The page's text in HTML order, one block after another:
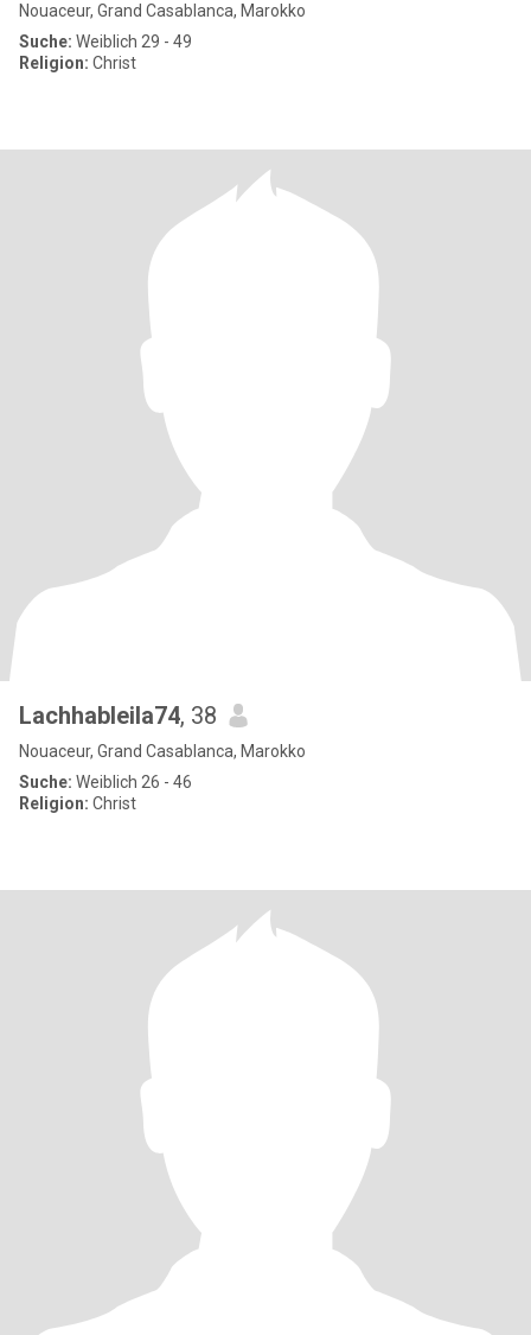
Nouaceur, Grand Casablanca, Marokko
Suche: Weiblich 29 - 49
Religion: Christ
Lachhableila74, 38
Nouaceur, Grand Casablanca, Marokko
Suche: Weiblich 26 - 46
Religion: Christ